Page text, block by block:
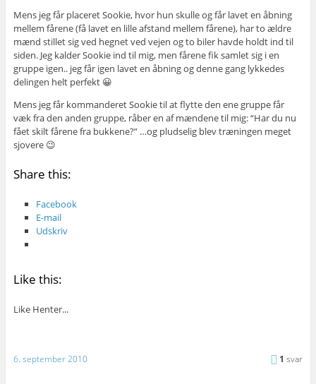
Mens jeg får placeret Sookie, hvor hun skulle og får lavet en åbning
mellem fårene (få lavet en lille afstand mellem fårene), har to ældre
mænd stillet sig ved hegnet ved vejen og to biler havde holdt ind til
siden. Jeg kalder Sookie ind til mig, men fårene fik samlet sig i en
gruppe igen.. jeg får igen lavet en åbning og denne gang lykkedes
delingen helt perfekt 😀
Mens jeg får kommanderet Sookie til at flytte den ene gruppe får
væk fra den anden gruppe, råber en af mændene til mig: “Har du nu
fået skilt fårene fra bukkene?” …og pludselig blev træningen meget
sjovere 😉
Share this:
Facebook
E-mail
Udskriv
Like this:
Like Henter...
6. september 2010 1 svar